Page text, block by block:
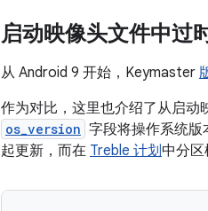
启动映像头文件中过
从 Android 9 开始，Keymaster
作为对比，这里也介绍了从启动
os_version 字段将操作系统版
起更新，而在 Treble 计划中分区